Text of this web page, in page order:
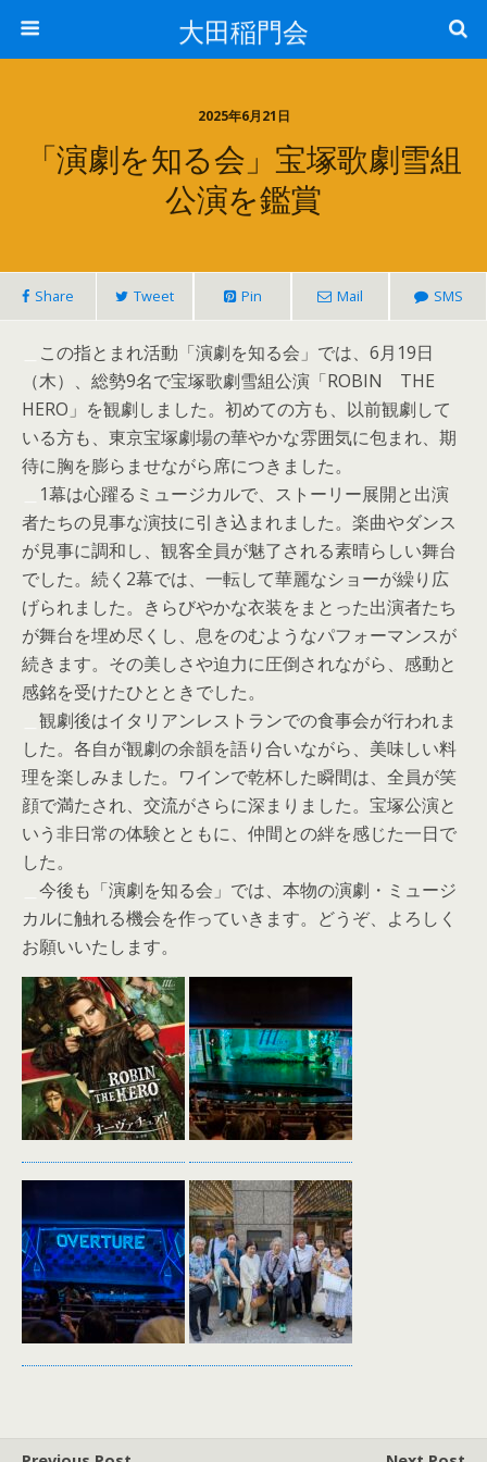
大田稲門会
2025年6月21日
「演劇を知る会」宝塚歌劇雪組
公演を鑑賞
Share Tweet Pin Mail SMS
この指とまれ活動「演劇を知る会」では、6月19日
（木）、総勢9名で宝塚歌劇雪組公演「ROBIN THE
HERO」を観劇しました。初めての方も、以前観劇して
いる方も、東京宝塚劇場の華やかな雰囲気に包まれ、期
待に胸を膨らませながら席につきました。
1幕は心躍るミュージカルで、ストーリー展開と出演
者たちの見事な演技に引き込まれました。楽曲やダンス
が見事に調和し、観客全員が魅了される素晴らしい舞台
でした。続く2幕では、一転して華麗なショーが繰り広
げられました。きらびやかな衣装をまとった出演者たち
が舞台を埋め尽くし、息をのむようなパフォーマンスが
続きます。その美しさや迫力に圧倒されながら、感動と
感銘を受けたひとときでした。
観劇後はイタリアンレストランでの食事会が行われま
した。各自が観劇の余韻を語り合いながら、美味しい料
理を楽しみました。ワインで乾杯した瞬間は、全員が笑
顔で満たされ、交流がさらに深まりました。宝塚公演と
いう非日常の体験とともに、仲間との絆を感じた一日で
した。
今後も「演劇を知る会」では、本物の演劇・ミュージ
カルに触れる機会を作っていきます。どうぞ、よろしく
お願いいたします。